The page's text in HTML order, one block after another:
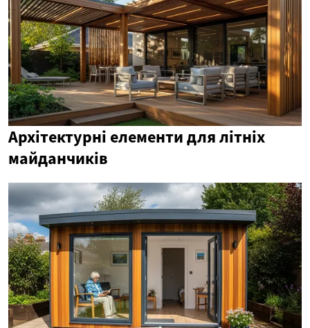
Архітектурні елементи для літніх
майданчиків